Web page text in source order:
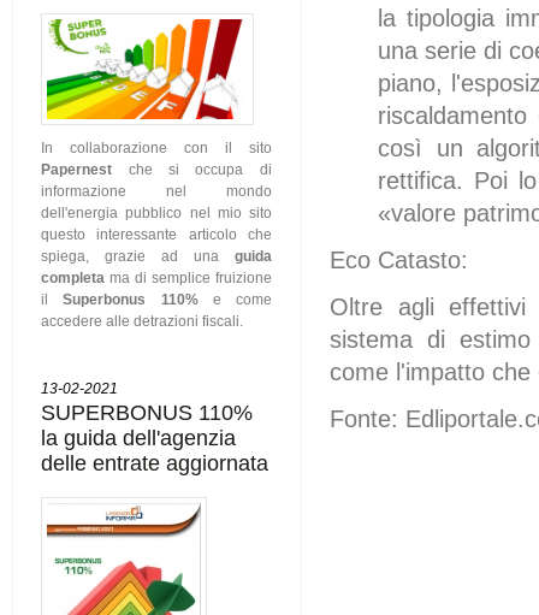
In collaborazione con il sito
Papernest che si occupa di
informazione nel mondo
dell'energia pubblico nel mio sito
questo interessante articolo che
spiega, grazie ad una guida
completa ma di semplice fruizione
ilSuperbonus 110%e come
accedere alle detrazioni fiscali.
13-02-2021
SUPERBONUS 110%
la guida dell'agenzia
delle entrate aggiornata
la tipologia
una serie di
piano,
così un
rettifica. Poi
«valore
Eco Catasto:
Oltre agli
sistema di
come l'impatto
Fonte: